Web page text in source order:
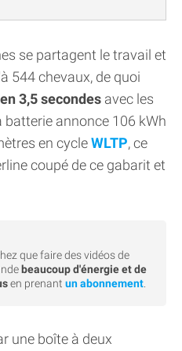
se partagent le travail et
544 chevaux, de quoi
3,5 secondes avec les
annonce 106 kWh
en cycleWLTP, ce
coupé de ce gabarit et
que faire des vidéos de
beaucoup d'énergie et de
en prenant un abonnement
une boîte à deux